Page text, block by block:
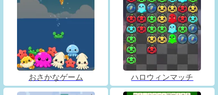
おさかなゲーム ハロウィンマッチ